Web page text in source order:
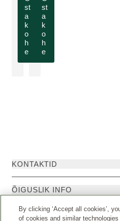
st
a
k
o
h
e
st
a
k
o
h
e
KONTAKTID
ÕIGUSLIK INFO
By clicking ‘Accept all cookies’,
of cookies and similar